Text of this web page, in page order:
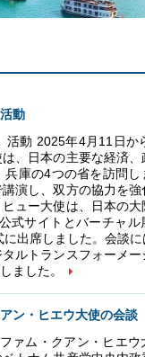
動
動 2025年4月11日か
、日本の主要な経済
庫の4つの省を訪問し
演し、双方の協力を
ュー大使は、日本の大
式サイトとバーチャル
出席しました。会談
ルトランスフォーメ
ました。
ン・ヒエウ大使の会談
ァム・クアン・ヒエウ